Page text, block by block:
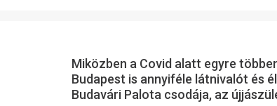
Miközben a Covid alatt egyre
Budapest is annyiféle látnivalót és
Budavári Palota csodája, az